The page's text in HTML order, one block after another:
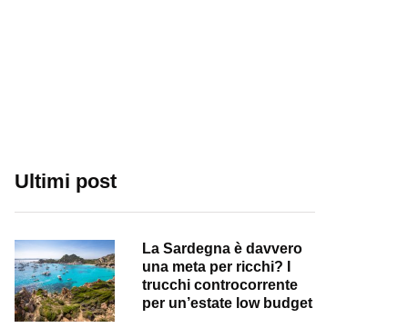
Ultimi post
La Sardegna è davvero
una meta per ricchi? I
trucchi controcorrente
per un’estate low budget